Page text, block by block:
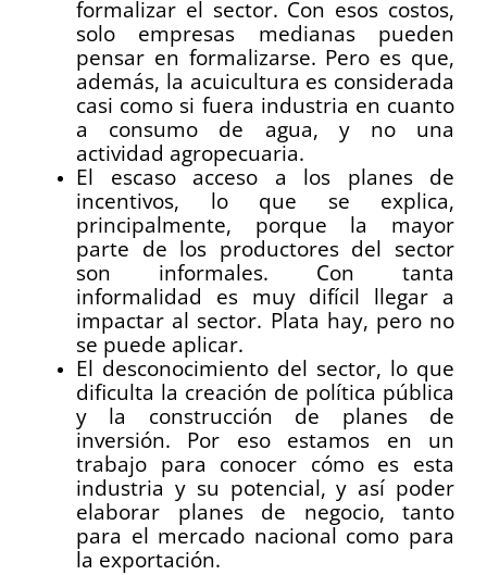
formalizar el sector. Con esos costos,
solo empresas medianas pueden
pensar en formalizarse. Pero es que,
además, la acuicultura es considerada
casi como si fuera industria en cuanto
a consumo de agua, y no una
actividad agropecuaria.
El escaso acceso a los planes de
incentivos, lo que se explica,
principalmente, porque la mayor
parte de los productores del sector
son informales. Con tanta
informalidad es muy difícil llegar a
impactar al sector. Plata hay, pero no
se puede aplicar.
El desconocimiento del sector, lo que
dificulta la creación de política pública
y la construcción de planes de
inversión. Por eso estamos en un
trabajo para conocer cómo es esta
industria y su potencial, y así poder
elaborar planes de negocio, tanto
para el mercado nacional como para
la exportación.